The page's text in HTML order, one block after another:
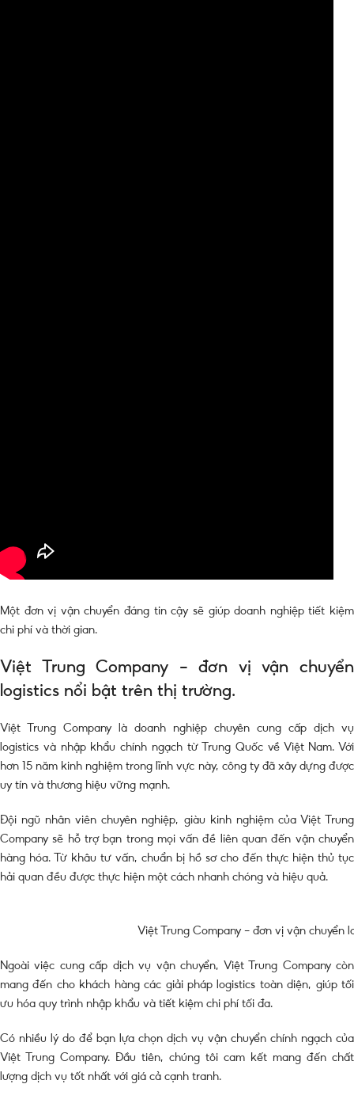
Một đơn vị vận chuyển đáng tin cậy sẽ giúp doanh nghiệp tiết kiệm
chi phí và thời gian.
Việt Trung Company – đơn vị vận chuyển
logistics nổi bật trên thị trường.
Việt Trung Company là doanh nghiệp chuyên cung cấp dịch vụ
logistics và nhập khẩu chính ngạch từ Trung Quốc về Việt Nam. Với
hơn 15 năm kinh nghiệm trong lĩnh vực này, công ty đã xây dựng được
uy tín và thương hiệu vững mạnh.
Đội ngũ nhân viên chuyên nghiệp, giàu kinh nghiệm của Việt Trung
Company sẽ hỗ trợ bạn trong mọi vấn đề liên quan đến vận chuyển
hàng hóa. Từ khâu tư vấn, chuẩn bị hồ sơ cho đến thực hiện thủ tục
hải quan đều được thực hiện một cách nhanh chóng và hiệu quả.
Việt Trung Company – đơn vị vận chuyển
Ngoài việc cung cấp dịch vụ vận chuyển, Việt Trung Company còn
mang đến cho khách hàng các giải pháp logistics toàn diện, giúp tối
ưu hóa quy trình nhập khẩu và tiết kiệm chi phí tối đa.
Có nhiều lý do để bạn lựa chọn dịch vụ vận chuyển chính ngạch của
Việt Trung Company. Đầu tiên, chúng tôi cam kết mang đến chất
lượng dịch vụ tốt nhất với giá cả cạnh tranh.